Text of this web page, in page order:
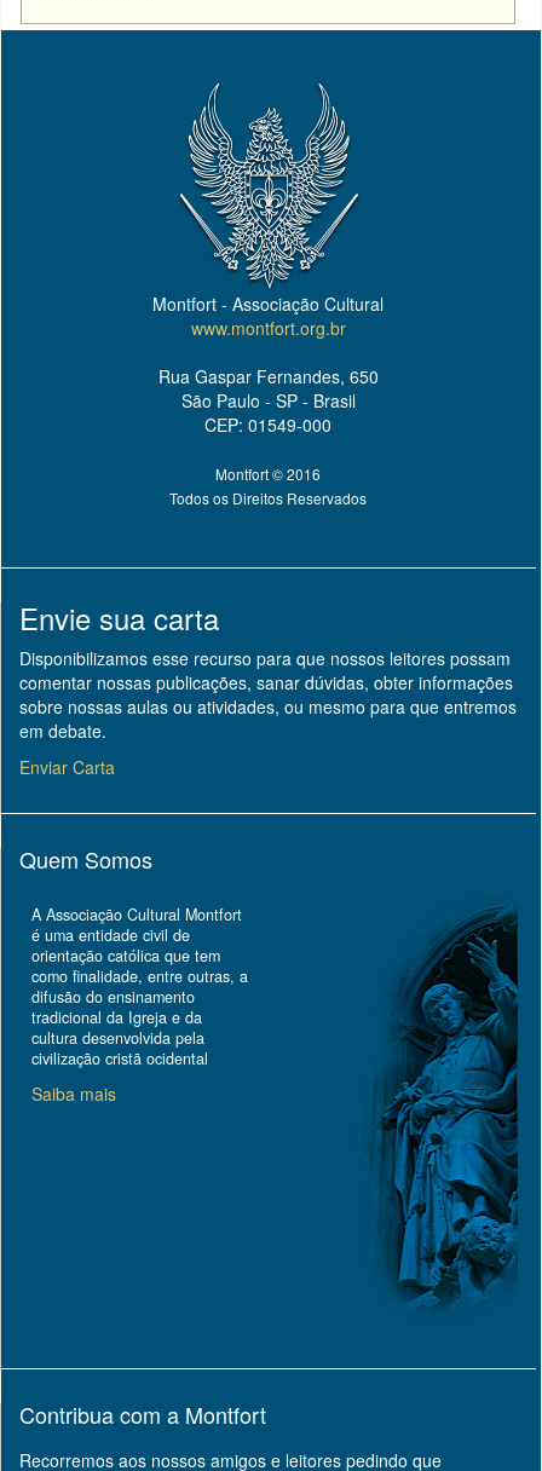
Montfort - Associação Cultural
www.montfort.org.br
Rua Gaspar Fernandes, 650
São Paulo - SP - Brasil
CEP: 01549-000
Montfort © 2016
Todos os Direitos Reservados
Envie sua carta
Disponibilizamos esse recurso para que nossos leitores possam
comentar nossas publicações, sanar dúvidas, obter informações
sobre nossas aulas ou atividades, ou mesmo para que entremos
em debate.
Enviar Carta
Quem Somos
A Associação Cultural Montfort
é uma entidade civil de
orientação católica que tem
como finalidade, entre outras, a
difusão do ensinamento
tradicional da Igreja e da
cultura desenvolvida pela
civilização cristã ocidental
Saiba mais
Contribua com a Montfort
Recorremos aos nossos amigos e leitores pedindo que